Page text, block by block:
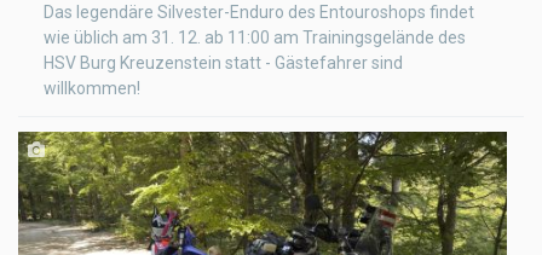
Das legendäre Silvester-Enduro des Entouroshops findet
wie üblich am 31. 12. ab 11:00 am Trainingsgelände des
HSV Burg Kreuzenstein statt - Gästefahrer sind
willkommen!